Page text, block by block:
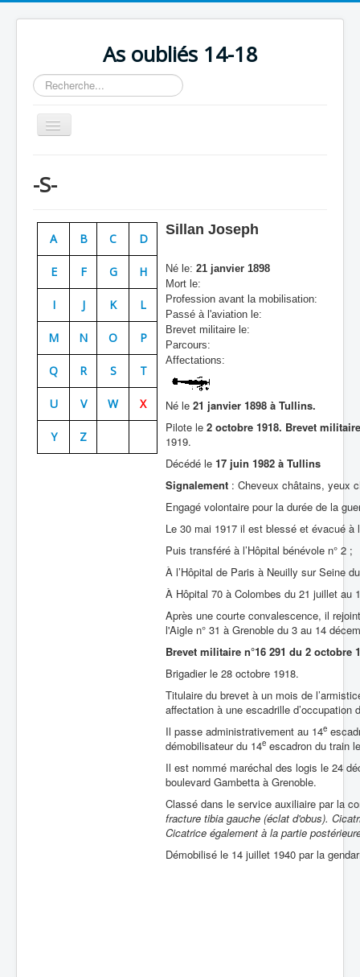
As oubliés 14-18
Rechercher
Basculer
la
Chronologie
Escadrilles
Organisation
Avions
Personnels
Doctrines
Batailles
Les As
Cahiers des As
-S-
A B C D
E F G H
I J K L
M N O P
Q R S T
U V W X
Y Z
Sillan Joseph
Né le: 21 janvier 1898
Mort le:
Profession avant la mobilisation:
Passé à l'aviation le:
Brevet militaire le:
Parcours:
Affectations:
Né le 21 janvier 1898 à Tullins.
Pilote le 2 octobre 1918. Brevet
1919.
Décédé le 17 juin 1982 à Tullins
Signalement : Cheveux châtains, yeux
Engagé volontaire pour la durée de la
Le 30 mai 1917 il est blessé et évacué à
Puis transféré à l’Hôpital bénévole n° 2 ;
À l’Hôpital de Paris à Neuilly sur Seine
À Hôpital 70 à Colombes du 21 juillet au
Après une courte convalescence, il
l'Aigle n° 31 à Grenoble du 3 au 14
Brevet militaire n°16 291 du 2 octobre
Brigadier le 28 octobre 1918.
Titulaire du brevet à un mois de
affectation à une escadrille d’occupation
Il passe administrativement au 14e
démobilisateur du 14e escadron du train
Il est nommé maréchal des logis le 24
boulevard Gambetta à Grenoble.
Classé dans le service auxiliaire par la
fracture tibia gauche (éclat d'obus).
Cicatrice également à la partie
Démobilisé le 14 juillet 1940 par la